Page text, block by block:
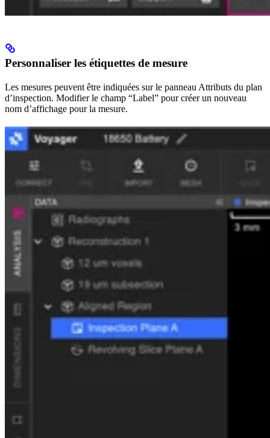
Personnaliser les étiquettes de mesure
Les mesures peuvent être indiquées sur le panneau Attributs du plan
d’inspection. Modifier le champ “Label” pour créer un nouveau
nom d’affichage pour la mesure.